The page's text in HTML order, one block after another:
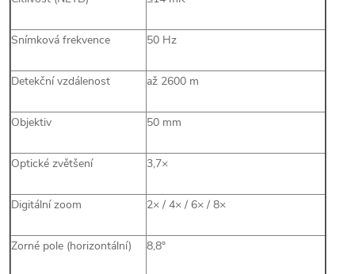
Snímková frekvence 50 Hz
Detekční vzdálenost až 2600 m
Objektiv 50 mm
Optické zvětšení 3,7×
Digitální zoom 2× / 4× / 6× / 8×
Zorné pole (horizontální) 8,8°